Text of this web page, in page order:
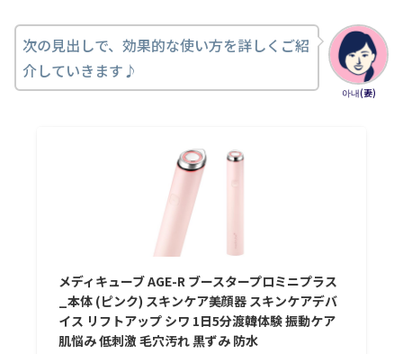
아내(妻)
次の見出しで、効果的な使い方を詳しくご紹
介していきます♪
メディキューブ AGE-R ブースタープロミニプラス
_本体 (ピンク) スキンケア美顔器 スキンケアデバ
イス リフトアップ シワ 1日5分渡韓体験 振動ケア
肌悩み 低刺激 毛穴汚れ 黒ずみ 防水